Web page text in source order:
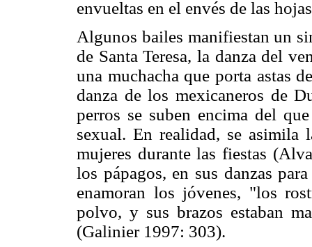
envueltas en el envés de las
Algunos bailes manifiestan un
de Santa Teresa, la danza del
una muchacha que porta astas
danza de los mexicaneros de
perros se suben encima del
sexual. En realidad, se asimila
mujeres durante las fiestas
los pápagos, en sus danzas
enamoran los jóvenes, "los
polvo, y sus brazos estaban
(Galinier 1997: 303).